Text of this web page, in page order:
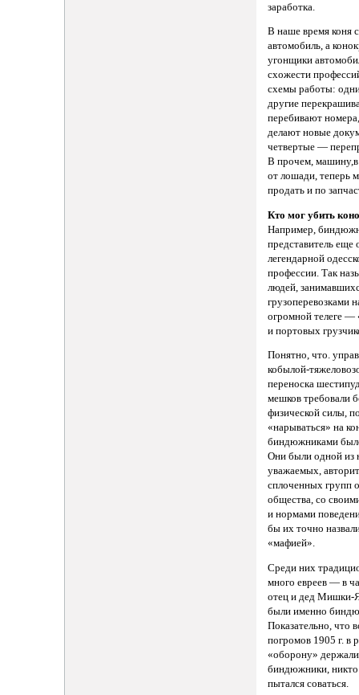
заработка.
В наше время коня
автомобиль, а
угонщики
схожести
схемы работы:
другие
перебивают
делают новые
четвертые —
В прочем,
от лошади, теперь
продать и по
Кто мог убить
Например,
представитель еще
легендарной
профессии. Так
людей,
грузоперевозками
огромной телеге —
и портовых
Понятно, что.
кобылой-
переноска
мешков требовали
физической силы,
«нарываться» на
биндюжниками
Они были одной из
уважаемых,
сплоченных групп
общества, со
и нормами
бы их точно
«мафией».
Среди них
много евреев — в
отец и дед Мишки-
были именно
Показательно, что
погромов 1905 г. в
«оборону» держали
биндюжники,
пытался соваться.